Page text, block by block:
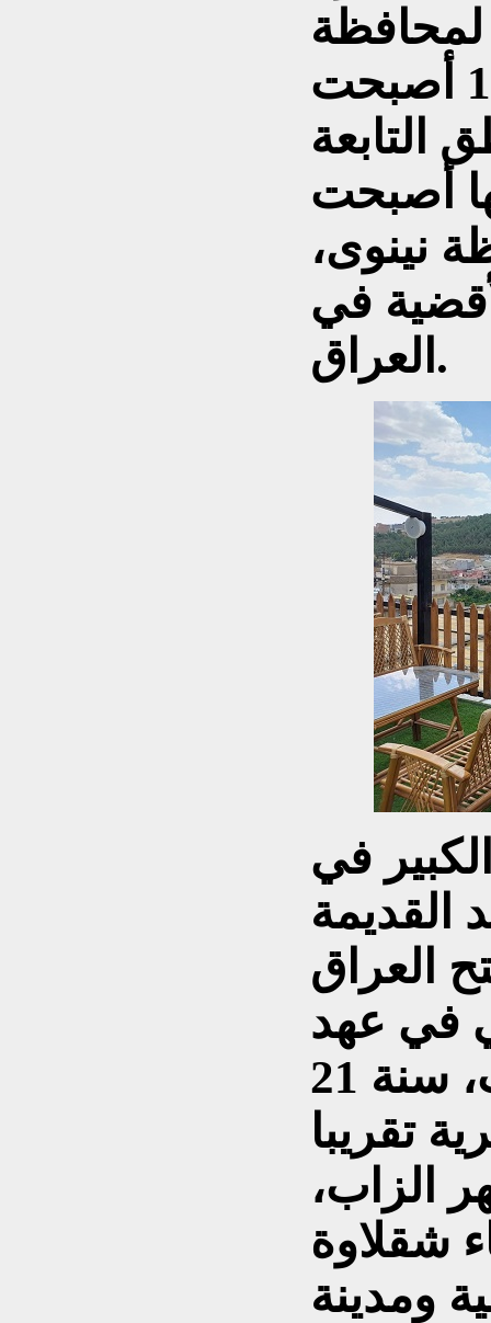
لمحافظة
نينوى ولكن بعد عام 1991 أصبحت
التابعة
أصبحت
نينوى،
في
العراق.
في
القديمة
العراق
في عهد
الخليفة عمر بن الخطاب، سنة 21
الزاب،
شقلاوة
ومدينة